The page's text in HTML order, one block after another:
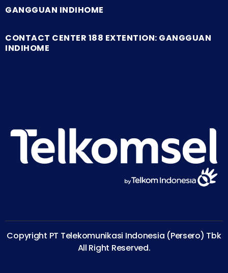
GANGGUAN INDIHOME
CONTACT CENTER 188 EXTENTION: GANGGUAN
INDIHOME
Copyright PT Telekomunikasi Indonesia (Persero) Tbk
All Right Reserved.